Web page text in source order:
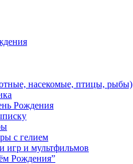
насекомые, птицы, рыбы)
Рождения
с гелием
игр и мультфильмов
Рождения”